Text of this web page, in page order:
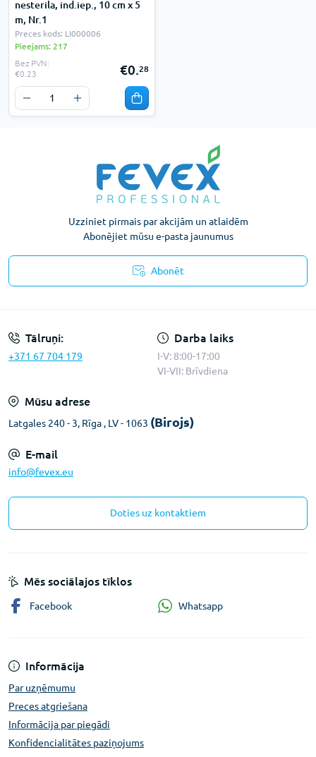
nesterila, ind.iep., 10 cm x 5
m, Nr.1
Preces kods: LI000006
Pieejams: 217
Bez PVN:
€0.23
€0.28
Uzziniet pirmais par akcijām un atlaidēm
Abonējiet mūsu e-pasta jaunumus
Abonēt
Tālruņi:
+371 67 704 179
Darba laiks
I-V: 8:00-17:00
VI-VII: Brīvdiena
Mūsu adrese
Latgales 240 - 3, Rīga , LV - 1063 (Birojs)
E-mail
info@fevex.eu
Doties uz kontaktiem
Informācija
Par uzņēmumu
Preces atgriešana
Informācija par piegādi
Konfidencialitātes paziņojums
Mēs sociālajos tīklos
Facebook Whatsapp